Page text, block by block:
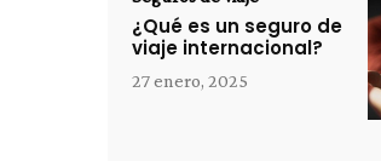
¿Qué es un seguro de
viaje internacional?
27 enero, 2025